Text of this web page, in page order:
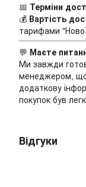
📅 Терміни
💰 Вартість
тарифами
💬 Маєте
Ми завжди
менеджером,
додаткову
покупок був
Відгуки